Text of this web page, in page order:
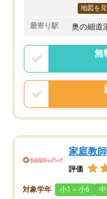
地図を
最寄り駅 奥の細道
無
家庭教
評価
対象学年 小1～小6